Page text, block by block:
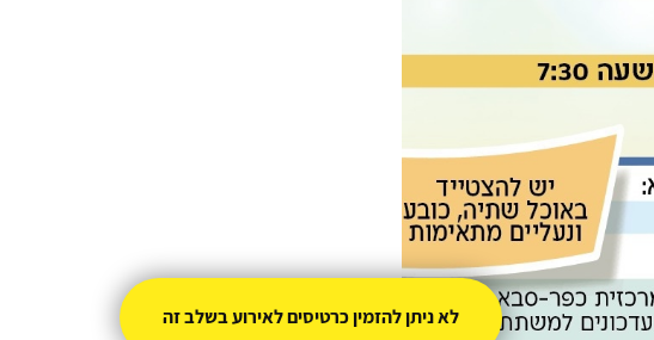
לא ניתן להזמין כרטיסים לאירוע בשלב זה